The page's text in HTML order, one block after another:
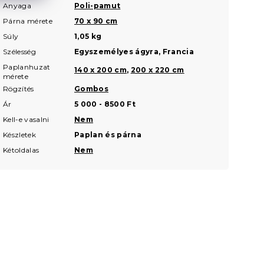
Anyaga
Poli-pamut
Párna mérete
70 x 90 cm
Súly
1,05 kg
Szélesség
Egyszemélyes ágyra, Francia
Paplanhuzat
mérete
140 x 200 cm, 200 x 220 cm
Rögzítés
Gombos
Ár
5 000 - 8500 Ft
Kell-e vasalni
Nem
Készletek
Paplan és párna
Kétoldalas
Nem